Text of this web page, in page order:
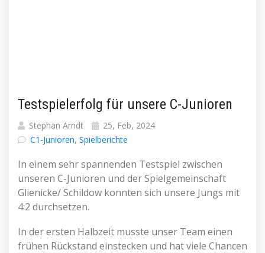
Testspielerfolg für unsere C-Junioren
Stephan Arndt
25, Feb, 2024
C1-Junioren, Spielberichte
In einem sehr spannenden Testspiel zwischen
unseren C-Junioren und der Spielgemeinschaft
Glienicke/ Schildow konnten sich unsere Jungs mit
4:2 durchsetzen.
In der ersten Halbzeit musste unser Team einen
frühen Rückstand einstecken und hat viele Chancen